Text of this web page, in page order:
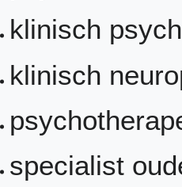
klinisch
klinisch
specialist